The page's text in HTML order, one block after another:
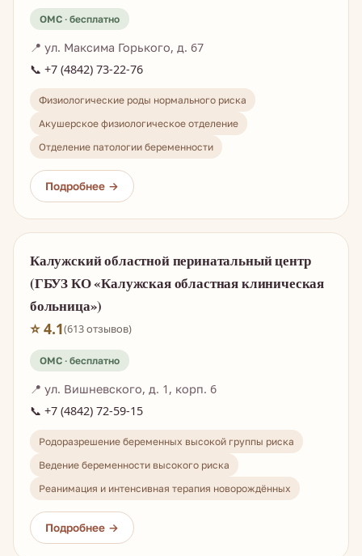
📍 ул. Максима Горького, д. 67
📞 +7 (4842) 73-22-76
Физиологические роды нормального риска
Акушерское физиологическое отделение
Отделение патологии беременности
Калужский областной перинатальный центр
(ГБУЗ КО «Калужская областная клиническая
больница»)
⭐ 4.1(613 отзывов)
📍 ул. Вишневского, д. 1, корп. 6
📞 +7 (4842) 72-59-15
Родоразрешение беременных высокой группы риска
Ведение беременности высокого риска
Реанимация и интенсивная терапия новорождённых